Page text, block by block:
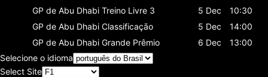
GP de Abu Dhabi Treino Livre 3 5 Dec
10:30
GP de Abu Dhabi Classificaçāo 5 Dec
14:00
GP de Abu Dhabi Grande Prêmio 6 Dec
13:00
Selecione o idioma
Select Site